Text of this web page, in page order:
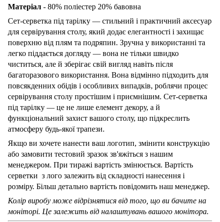
Матеріал - 80% поліестер 20% бавовна
Сет-серветка під тарілку — стильний і практичний аксесуар
для сервірування столу, який додає елегантності і захищає
поверхню від плям та подряпин. Зручна у використанні та
легко піддається догляду — вона не тільки швидко
чиститься, але й зберігає свій вигляд навіть після
багаторазового використання. Вона відмінно підходить для
повсякденних обідів і особливих випадків, роблячи процес
сервірування столу простішим і приємнішим. Сет-серветка
під тарілку — це не лише елемент декору, а й
функціональний захист вашого столу, що підкреслить
атмосферу будь-якої трапези.
Якщо ви хочете нанести ваш логотип, змінити конструкцію
або замовити тестовий зразок зв'яжіться з нашим
менеджером. При тиражі вартість змінюється. Вартість
серветки з лого залежить від складності нанесення і
розміру. Більш детально вартість повідомить наш менеджер.
Колір виробу може відрізнятися від того, що ви бачите на
моніторі. Це залежить від налаштувань вашого монітора.